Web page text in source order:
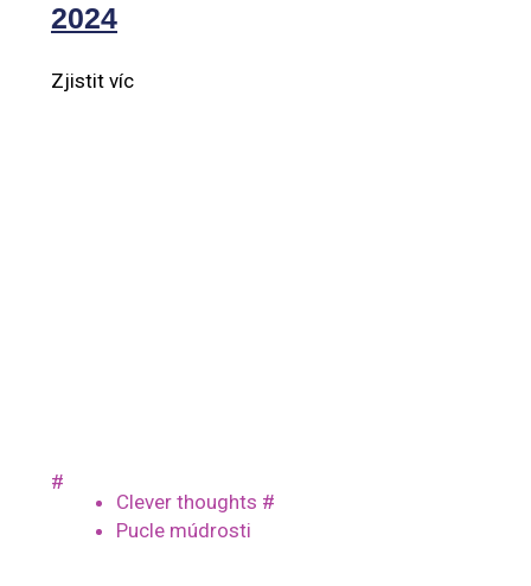
2024
Zjistit víc
#
Clever thoughts #
Pucle múdrosti